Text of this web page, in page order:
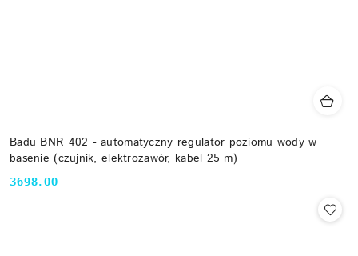
Badu BNR 402 - automatyczny regulator poziomu wody w
basenie (czujnik, elektrozawór, kabel 25 m)
Cena:
3698.00